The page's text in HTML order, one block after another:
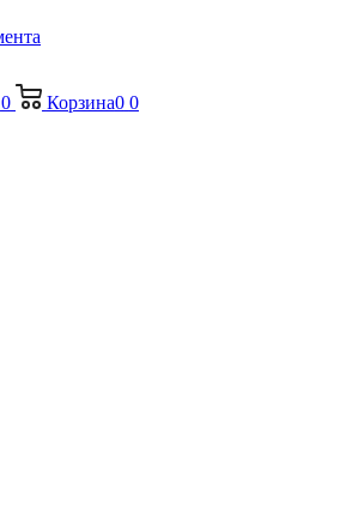
0 Корзина0 0